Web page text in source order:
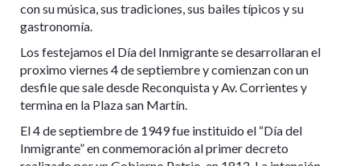
con su música, sus tradiciones, sus bailes típicos y su
gastronomía.
Los festejamos el Día del Inmigrante se desarrollaran el
proximo viernes 4 de septiembre y comienzan con un
desfile que sale desde Reconquista y Av. Corrientes y
termina en la Plaza san Martín.
El 4 de septiembre de 1949 fue instituido el “Día del
Inmigrante” en conmemoración al primer decreto